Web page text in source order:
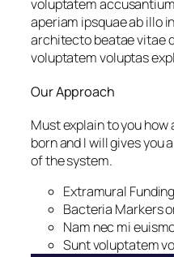
voluptatem
aperiam ipsquae ab illo
architecto beatae vitae
voluptatem voluptas
Our Approach
Must explain to you how
born and I will gives
of the system.
Extramural Funding
Bacteria Markers
Nam nec mi
Sunt voluptatem